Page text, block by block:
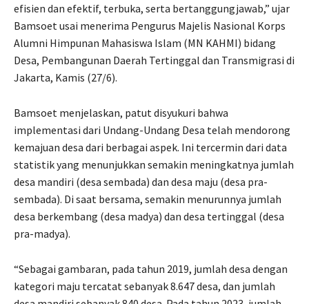
efisien dan efektif, terbuka, serta bertanggungjawab,” ujar
Bamsoet usai menerima Pengurus Majelis Nasional Korps
Alumni Himpunan Mahasiswa Islam (MN KAHMI) bidang
Desa, Pembangunan Daerah Tertinggal dan Transmigrasi di
Jakarta, Kamis (27/6).
Bamsoet menjelaskan, patut disyukuri bahwa
implementasi dari Undang-Undang Desa telah mendorong
kemajuan desa dari berbagai aspek. Ini tercermin dari data
statistik yang menunjukkan semakin meningkatnya jumlah
desa mandiri (desa sembada) dan desa maju (desa pra-
sembada). Di saat bersama, semakin menurunnya jumlah
desa berkembang (desa madya) dan desa tertinggal (desa
pra-madya).
“Sebagai gambaran, pada tahun 2019, jumlah desa dengan
kategori maju tercatat sebanyak 8.647 desa, dan jumlah